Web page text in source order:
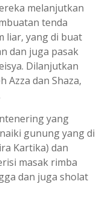
melanjutkan
tenda
liar, yang di buat
dan juga pasak
Dilanjutkan
Azza dan Shaza,
yang
gunung yang di
Kartika) dan
masak rimba
dan juga sholat